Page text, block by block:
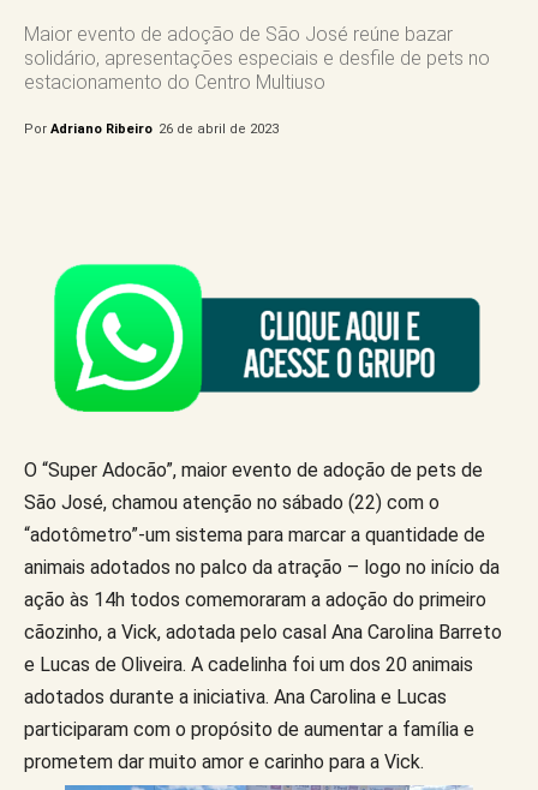
Maior evento de adoção de São José reúne bazar
solidário, apresentações especiais e desfile de pets no
estacionamento do Centro Multiuso
Por Adriano Ribeiro 26 de abril de 2023
O “Super Adocão”, maior evento de adoção de pets de
São José, chamou atenção no sábado (22) com o
“adotômetro”-um sistema para marcar a quantidade de
animais adotados no palco da atração – logo no início da
ação às 14h todos comemoraram a adoção do primeiro
cãozinho, a Vick, adotada pelo casal Ana Carolina Barreto
e Lucas de Oliveira. A cadelinha foi um dos 20 animais
adotados durante a iniciativa. Ana Carolina e Lucas
participaram com o propósito de aumentar a família e
prometem dar muito amor e carinho para a Vick.